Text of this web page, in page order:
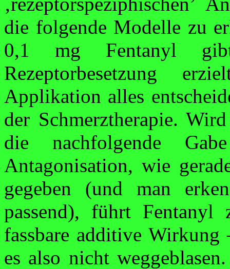
die folgende Modelle zu
0,1 mg Fentanyl
Rezeptorbesetzung
Applikation alles
der Schmerztherapie.
die nachfolgende
Antagonisation, wie
gegeben (und man
passend), führt Fentanyl
fassbare additive Wirkung
es also nicht